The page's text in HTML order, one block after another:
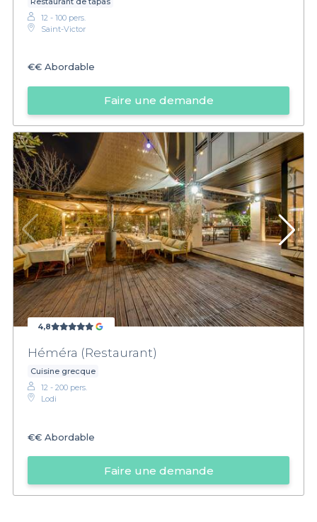
12 - 100 pers.
Saint-Victor
€€ Abordable
Faire une demande
4,8
Héméra (Restaurant)
Cuisine grecque
12 - 200 pers.
Lodi
€€ Abordable
Faire une demande